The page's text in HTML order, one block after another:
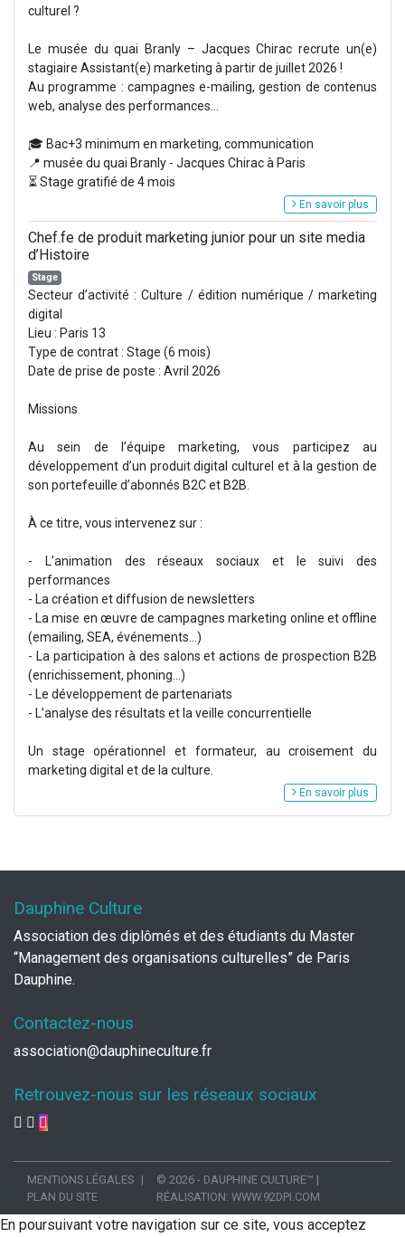
culturel ?
Le musée du quai Branly – Jacques Chirac recrute un(e)
stagiaire Assistant(e) marketing à partir de juillet 2026 !
Au programme : campagnes e-mailing, gestion de contenus
web, analyse des performances...
🎓 Bac+3 minimum en marketing, communication
📍 musée du quai Branly - Jacques Chirac à Paris
⏳ Stage gratifié de 4 mois
En savoir plus
Chef.fe de produit marketing junior pour un site media
d’Histoire
Stage
Secteur d’activité : Culture / édition numérique / marketing
digital
Lieu : Paris 13
Type de contrat : Stage (6 mois)
Date de prise de poste : Avril 2026
Missions
Au sein de l’équipe marketing, vous participez au
développement d’un produit digital culturel et à la gestion de
son portefeuille d’abonnés B2C et B2B.
À ce titre, vous intervenez sur :
- L’animation des réseaux sociaux et le suivi des
performances
- La création et diffusion de newsletters
- La mise en œuvre de campagnes marketing online et offline
(emailing, SEA, événements…)
- La participation à des salons et actions de prospection B2B
(enrichissement, phoning...)
- Le développement de partenariats
- L’analyse des résultats et la veille concurrentielle
Un stage opérationnel et formateur, au croisement du
marketing digital et de la culture.
En savoir plus
Dauphine Culture
Association des diplômés et des étudiants du Master
“Management des organisations culturelles” de Paris
Dauphine.
Contactez-nous
association@dauphineculture.fr
Retrouvez-nous sur les réseaux sociaux
MENTIONS LÉGALES
PLAN DU SITE
© 2026 - DAUPHINE CULTURE™ |
RÉALISATION: WWW.92DPI.COM
En poursuivant votre navigation sur ce site, vous acceptez